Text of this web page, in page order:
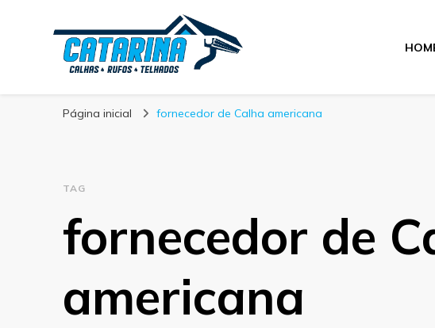
Blog Calhas Catarina
Página inicial fornecedor de Calha americana
TAG
fornecedor de
americana